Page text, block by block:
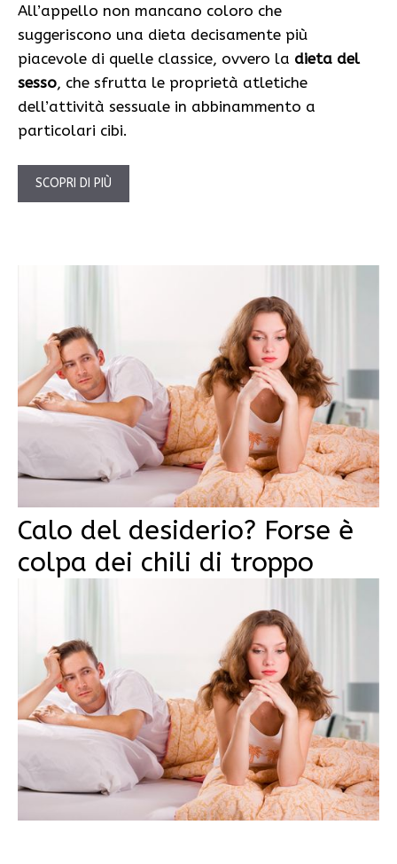
All’appello non mancano coloro che
suggeriscono una dieta decisamente più
piacevole di quelle classice, ovvero la dieta del
sesso, che sfrutta le proprietà atletiche
dell’attività sessuale in abbinammento a
particolari cibi.
SCOPRI DI PIÙ
Calo del desiderio? Forse è
colpa dei chili di troppo